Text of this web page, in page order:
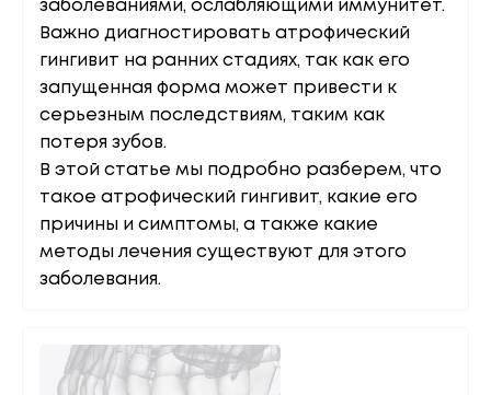
заболеваниями, ослабляющими иммунитет.
Важно диагностировать атрофический
гингивит на ранних стадиях, так как его
запущенная форма может привести к
серьезным последствиям, таким как
потеря зубов.
В этой статье мы подробно разберем, что
такое атрофический гингивит, какие его
причины и симптомы, а также какие
методы лечения существуют для этого
заболевания.